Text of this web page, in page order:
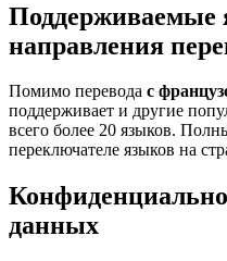
Поддерживаемые
направления
Помимо перевода с
поддерживает и другие
всего более 20 языков.
переключателе языков на
данных